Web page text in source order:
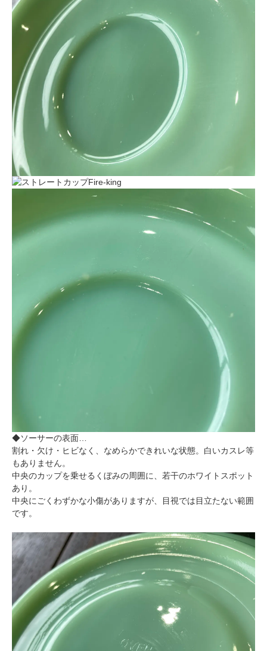
◆ソーサーの表面…
割れ・欠け・ヒビなく、なめらかできれいな状態。白いカスレ等
もありません。
中央のカップを乗せるくぼみの周囲に、若干のホワイトスポット
あり。
中央にごくわずかな小傷がありますが、目視では目立たない範囲
です。